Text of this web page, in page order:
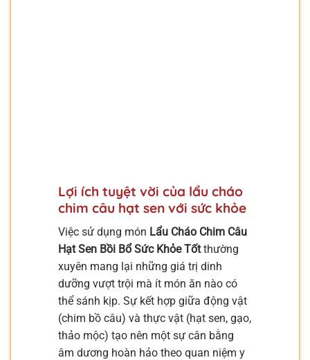
Lợi ích tuyệt vời của lẩu cháo
chim câu hạt sen với sức khỏe
Việc sử dụng món Lẩu Cháo Chim Câu
Hạt Sen Bồi Bổ Sức Khỏe Tốtthường
xuyên mang lại những giá trị dinh
dưỡng vượt trội mà ít món ăn nào có
thể sánh kịp. Sự kết hợp giữa động vật
(chim bồ câu) và thực vật (hạt sen, gạo,
thảo mộc) tạo nên một sự cân bằng
âm dương hoàn hảo theo quan niệm y